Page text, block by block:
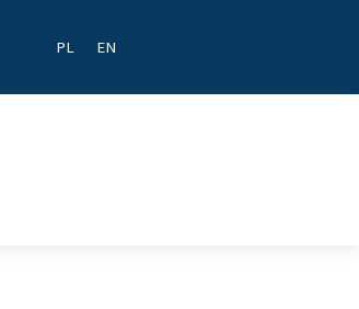
PL EN